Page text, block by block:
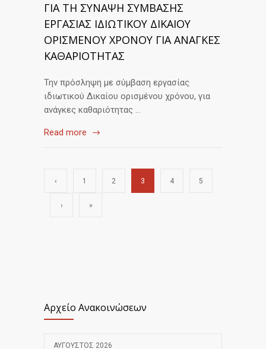
ΓΙΑ ΤΗ ΣΥΝΑΨΗ ΣΥΜΒΑΣΗΣ
ΕΡΓΑΣΙΑΣ ΙΔΙΩΤΙΚΟΥ ΔΙΚΑΙΟΥ
ΟΡΙΣΜΕΝΟΥ ΧΡΟΝΟΥ ΓΙΑ ΑΝΑΓΚΕΣ
ΚΑΘΑΡΙΟΤΗΤΑΣ
Την πρόσληψη με σύμβαση εργασίας
ιδιωτικού Δικαίου ορισμένου χρόνου, για
ανάγκες καθαριότητας …
Read more
‹ 1 2 3 4 5
› »
Αρχείο Ανακοινώσεων
ΑΎΓΟΥΣΤΟΣ 2026